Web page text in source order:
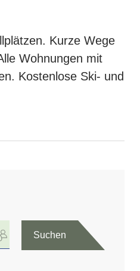
Kurze Wege
Wohnungen mit
Kostenlose Ski- und
Suchen